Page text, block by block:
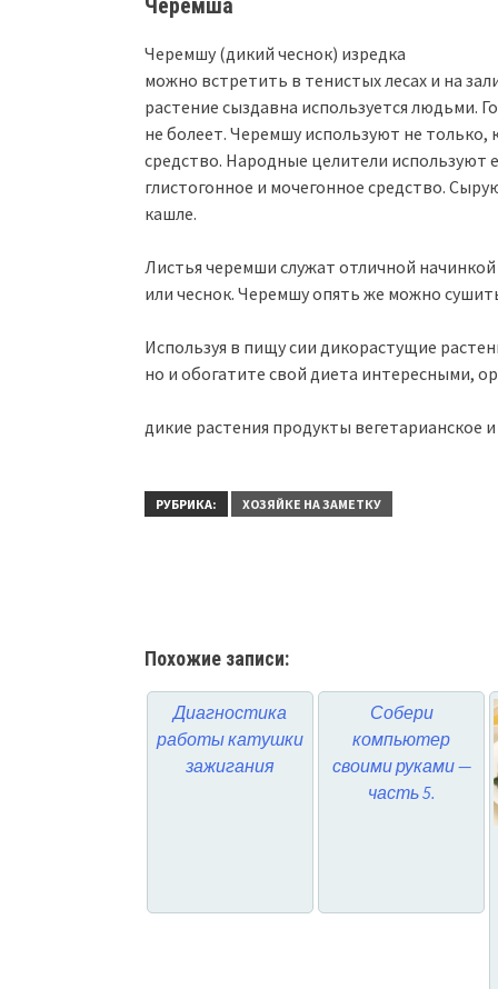
Черемша
Черемшу (дикий чеснок) изредка
можно встретить в тенистых лесах и на
растение сыздавна используется людьми.
не болеет. Черемшу используют не только,
средство. Народные целители используют
глистогонное и мочегонное средство.
кашле.
Листья черемши служат отличной
или чеснок. Черемшу опять же можно
Используя в пищу сии дикорастущие
но и обогатите свой диета интересными,
дикие растения продукты вегетарианское
РУБРИКА: ХОЗЯЙКЕ НА ЗАМЕТКУ
Похожие записи:
Диагностика
работы катушки
зажигания
Собери
компьютер
своими руками —
часть 5.